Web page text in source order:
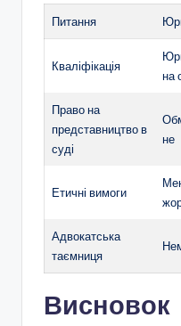
Питання
Кваліфікація
на
Право на
представництво в
суді
не
Етичні вимоги
Адвокатська
таємниця
Висновок